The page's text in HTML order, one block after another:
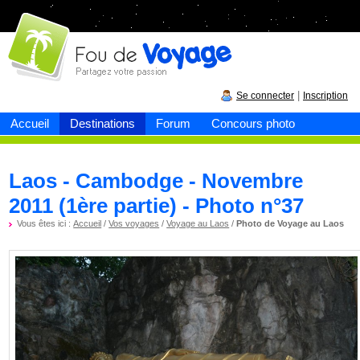
Accueil Destinations Forum Concours photo
Fou devoyage
Se connecter Inscription
Laos - Cambodge - Novembre
2011 (1ère partie) - Photo n°37
Vous êtes ici :Accueil /Vos voyages /Voyage au Laos /Photo de Voyage au Laos